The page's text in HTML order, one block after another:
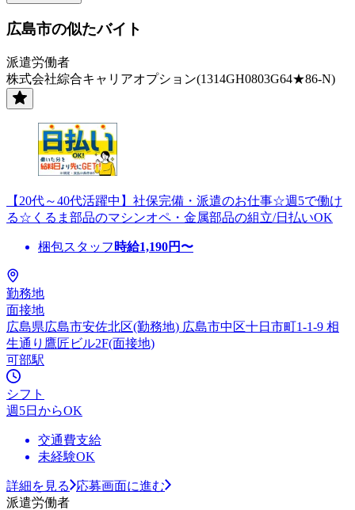
広島市の似たバイト
派遣労働者
株式会社綜合キャリアオプション(1314GH0803G64★86-N)
【20代～40代活躍中】社保完備・派遣のお仕事☆週5で働け
る☆くるま部品のマシンオペ・金属部品の組立/日払いOK
梱包スタッフ 時給1,190円〜
勤務地
面接地
広島県広島市安佐北区(勤務地) 広島市中区十日市町1-1-9 相
生通り鷹匠ビル2F(面接地)
可部駅
シフト
週5日からOK
交通費支給
未経験OK
詳細を見る
応募画面に進む
派遣労働者